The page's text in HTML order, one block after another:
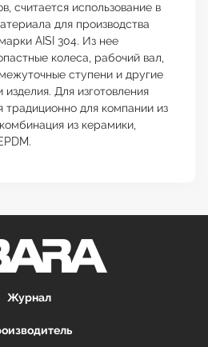
считается использование в
для производства
AISI 304. Из нее
колеса, рабочий вал,
ступени и другие
изделия. Для изготовления
традиционно для компании из
из керамики,
Журнал